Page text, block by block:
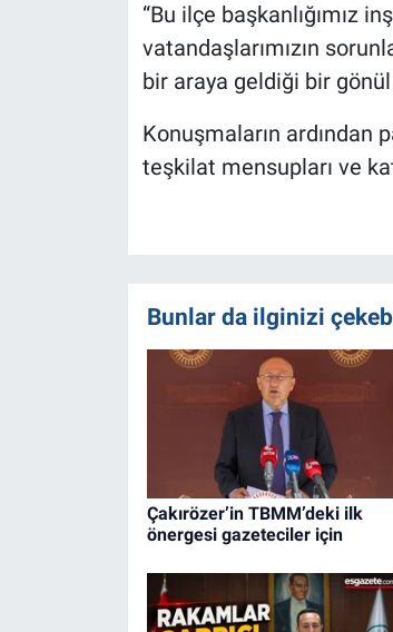
“Bu ilçe başkanlığımız
vatandaşlarımızın
bir araya geldiği bir gönül
Konuşmaların ardından
teşkilat mensupları ve
Bunlar da ilginizi
Çakırözer’in TBMM’deki ilk
önergesi gazeteciler için